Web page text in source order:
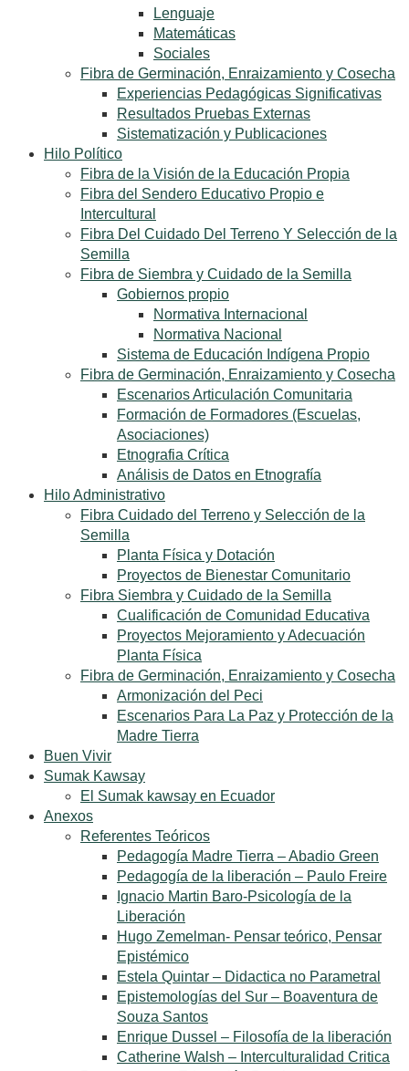
Lenguaje
Matemáticas
Sociales
Fibra de Germinación, Enraizamiento y Cosecha
Experiencias Pedagógicas Significativas
Resultados Pruebas Externas
Sistematización y Publicaciones
Hilo Político
Fibra de la Visión de la Educación Propia
Fibra del Sendero Educativo Propio e
Intercultural
Fibra Del Cuidado Del Terreno Y Selección de la
Semilla
Fibra de Siembra y Cuidado de la Semilla
Gobiernos propio
Normativa Internacional
Normativa Nacional
Sistema de Educación Indígena Propio
Fibra de Germinación, Enraizamiento y Cosecha
Escenarios Articulación Comunitaria
Formación de Formadores (Escuelas,
Asociaciones)
Etnografia Crítica
Análisis de Datos en Etnografía
Hilo Administrativo
Fibra Cuidado del Terreno y Selección de la
Semilla
Planta Física y Dotación
Proyectos de Bienestar Comunitario
Fibra Siembra y Cuidado de la Semilla
Cualificación de Comunidad Educativa
Proyectos Mejoramiento y Adecuación
Planta Física
Fibra de Germinación, Enraizamiento y Cosecha
Armonización del Peci
Escenarios Para La Paz y Protección de la
Madre Tierra
Buen Vivir
Sumak Kawsay
El Sumak kawsay en Ecuador
Anexos
Referentes Teóricos
Pedagogía Madre Tierra – Abadio Green
Pedagogía de la liberación – Paulo Freire
Ignacio Martin Baro-Psicología de la
Liberación
Hugo Zemelman- Pensar teórico, Pensar
Epistémico
Estela Quintar – Didactica no Parametral
Epistemologías del Sur – Boaventura de
Souza Santos
Enrique Dussel – Filosofía de la liberación
Catherine Walsh – Interculturalidad Critica